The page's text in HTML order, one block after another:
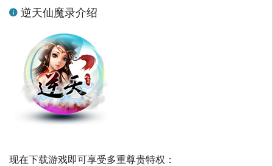
逆天仙魔录介绍
现在下载游戏即可享受多重尊贵特权：